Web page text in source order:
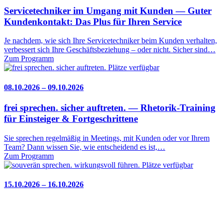
Servicetechniker im Umgang mit Kunden — Guter
Kundenkontakt: Das Plus für Ihren Service
Je nachdem, wie sich Ihre Servicetechniker beim Kunden verhalten,
verbessert sich Ihre Geschäftsbeziehung – oder nicht. Sicher sind…
Zum Programm
Plätze verfügbar
08.10.2026 – 09.10.2026
frei sprechen. sicher auftreten. — Rhetorik-Training
für Einsteiger & Fortgeschrittene
Sie sprechen regelmäßig in Meetings, mit Kunden oder vor Ihrem
Team? Dann wissen Sie, wie entscheidend es ist,…
Zum Programm
Plätze verfügbar
15.10.2026 – 16.10.2026